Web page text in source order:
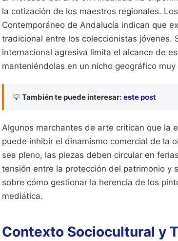
la cotización de los maestros regionales.
Contemporáneo de Andalucía indican que
tradicional entre los coleccionistas jóvenes.
internacional agresiva limita el alcance de
manteniéndolas en un nicho geográfico muy
💡 También te puede interesar: este post
Algunos marchantes de arte critican que la
puede inhibir el dinamismo comercial de la
sea pleno, las piezas deben circular en
tensión entre la protección del patrimonio y
sobre cómo gestionar la herencia de los
mediática.
Contexto Sociocultural y